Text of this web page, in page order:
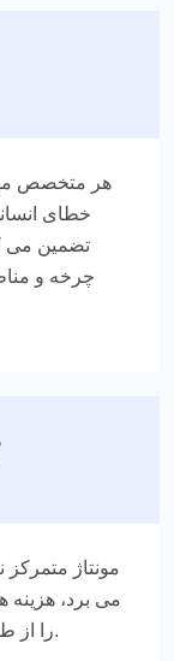
هر متخصص
خطای
تضمین می
چرخه و
مونتاژ متمرکز
می برد،
را از طریق صرفه جویی در مقیاس ساده می کند.